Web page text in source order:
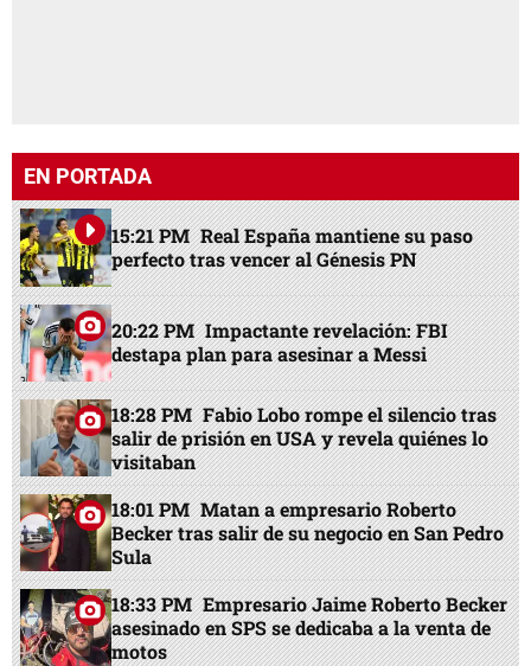
EN PORTADA
15:21 PM Real España mantiene su paso
perfecto tras vencer al Génesis PN
20:22 PM Impactante revelación: FBI
destapa plan para asesinar a Messi
18:28 PM Fabio Lobo rompe el silencio tras
salir de prisión en USA y revela quiénes lo
visitaban
18:01 PM Matan a empresario Roberto
Becker tras salir de su negocio en San Pedro
Sula
18:33 PM Empresario Jaime Roberto Becker
asesinado en SPS se dedicaba a la venta de
motos